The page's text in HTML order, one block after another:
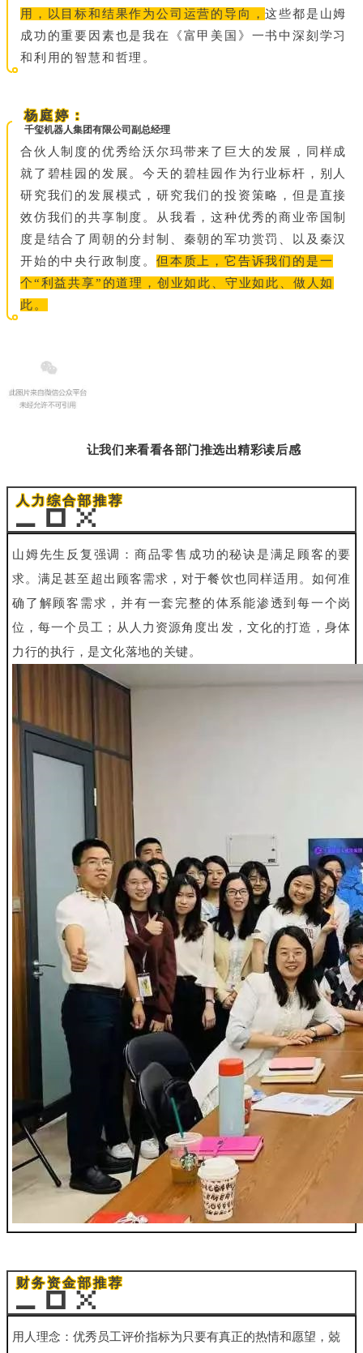
用，以目标和结果作为公司运营的导向，这些都是山姆
成功的重要因素也是我在《富甲美国》一书中深刻学习
和利用的智慧和哲理。
杨庭婷：
千玺机器人集团有限公司副总经理
合伙人制度的优秀给沃尔玛带来了巨大的发展，同样成
就了碧桂 园的发展。今天的碧桂园作为行业标杆，别人
研究我们的发展模式，研究我们的投资策略，但是直接
效仿我们的共享制度。从我看，这种优秀的商业帝国制
度是结合了周朝的分封制、秦朝的军功赏罚、以及秦汉
开始的中央行政制度。但本质上，它告诉我们的是一
个“利益共享”的道理，创业如此、守业如此、做人如
此。
让我们来看看各部门推选出精彩读后感
人力综合部推荐
山姆先生反复强调：商品零售成功的秘诀是满足顾客的要
求。满足甚至超出顾客需求，对于餐饮也同样适用。如何准
确了解顾客需求，并有一套完整的体系能渗透到每一个岗
位，每一个员工；从人力资源角度出发，文化的打造，身体
力行的执行，是文化落地的关键。
财务资金部推荐
用人理念：优秀员工评价指标为只要有真正的热情和愿望，兢